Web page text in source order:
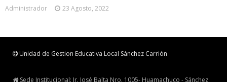
Administrador 23 Agosto, 2022
Unidad de Gestion Educativa Local Sánchez Carrión
Sede Institucional: Jr. José Balta Nro. 1005- Huamachuco - Sánchez